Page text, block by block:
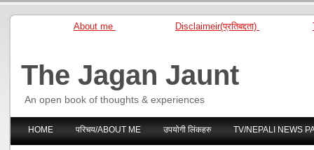
About me Disclaimeir(प्रतिबद्दता)
The Jagan Jaunt
An open book of thoughts & experiences
HOME परिचय/ABOUT ME उपयोगी लिंकहरु TV/NEPALI NEWS